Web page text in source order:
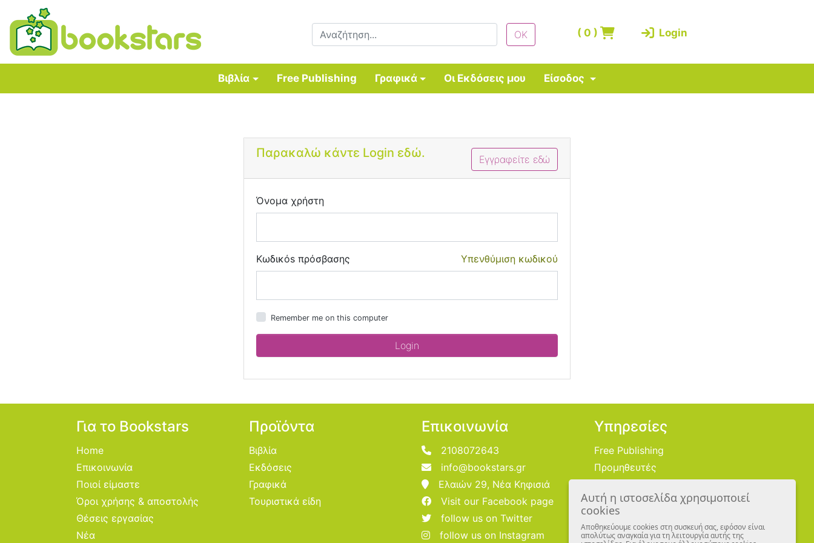
(0 ) Login
Βιβλία Free Publishing Γραφικά Οι Εκδόσεις μου Είσοδος
Εγγραφείτε εδώ
Παρακαλώ κάντε Login εδώ.
Όνομα χρήστη
Υπενθύμιση κωδικού
Κωδικόs πρόσβασης
Remember me on this computer
Για το Bookstars
Home
Επικοινωνία
Ποιοί είμαστε
Όροι χρήσης & αποστολής
Θέσεις εργασίας
Νέα
Προϊόντα
Βιβλία
Εκδόσεις
Γραφικά
Τουριστικά είδη
Επικοινωνία
2108072643
info@bookstars.gr
Ελαιών 29, Νέα Κηφισιά
Visit our Facebook page
follow us on Twitter
follow us on Instagram
Υπηρεσίες
Free Publishing
Προμηθευτές
Εικονογράφοι
Αυτή η ιστοσελίδα χρησιμοποιεί
cookies
Αποθηκεύουμε cookies στη συσκευή σας, εφόσον είναι
απολύτως αναγκαία για τη λειτουργία αυτής της